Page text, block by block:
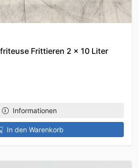
Frittieren 2 x 10 Liter
Informationen
In den Warenkorb